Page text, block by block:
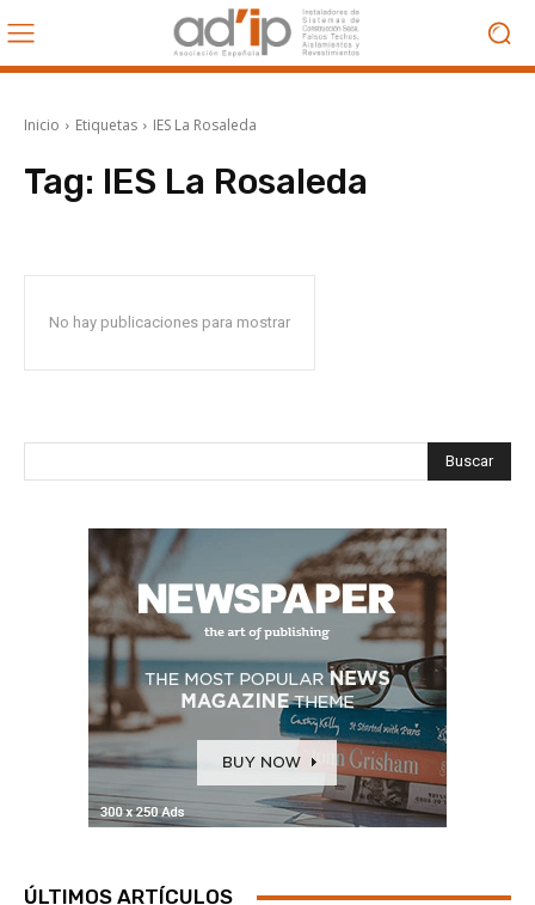
Inicio Etiquetas IES La Rosaleda
Tag: IES La Rosaleda
No hay publicaciones para mostrar
Buscar
ÚLTIMOS ARTÍCULOS